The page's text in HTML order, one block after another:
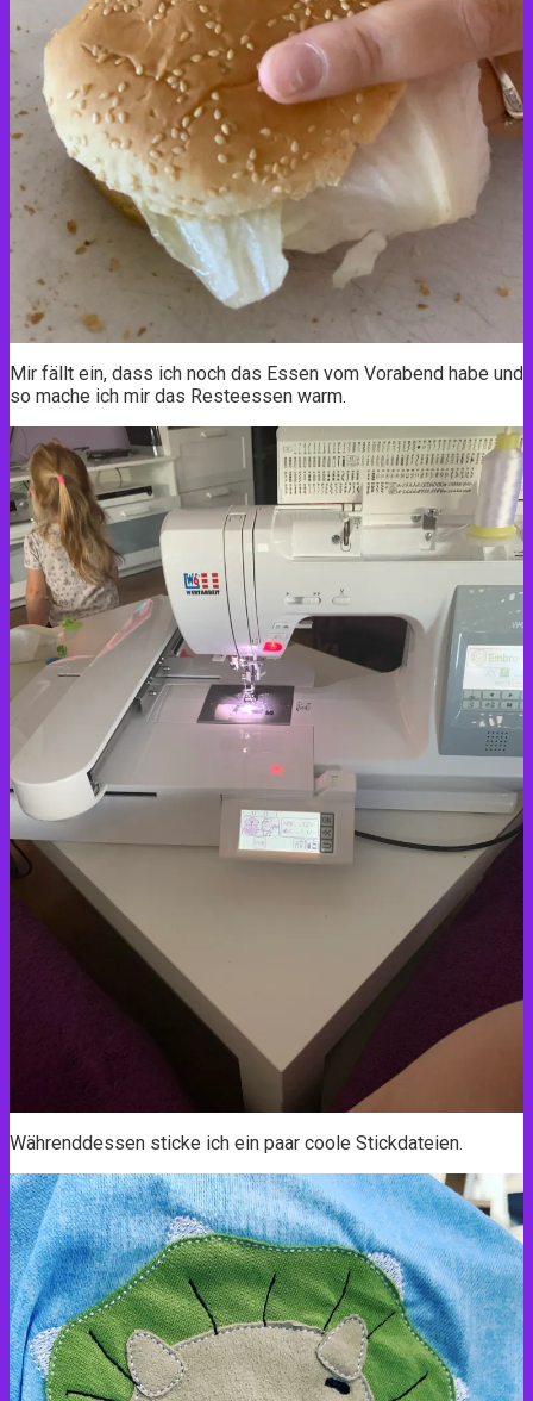
Mir fällt ein, dass ich noch das Essen vom Vorabend habe und
so mache ich mir das Resteessen warm.
Währenddessen sticke ich ein paar coole Stickdateien.